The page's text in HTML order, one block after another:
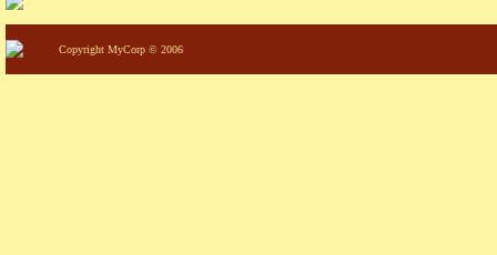
Copyright MyCorp © 2006